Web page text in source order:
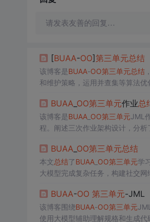
请发表友善的回复…
[BUAA-OO]第三单元总结
该博客是BUAA-OO第三单元总结
和维护策略，运用并查集等算法
BUAA OO第三单元作业总
该博客是BUAA_ OO第三单元JML
程。阐述三次作业架构设计，分
BUAA OO第三单元总结
本文总结了BUAA_ OO第三单元学
大模型完成复杂任务，构建社交
BUAA-OO 第三单元-JML
该博客围绕BUAA-OO第三单元
使用大模型辅助理解规格和生成代